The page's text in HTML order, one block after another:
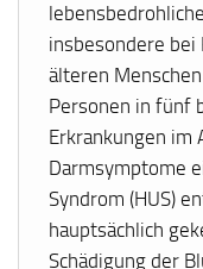
insbesondere bei
älteren
Personen in fünf
Erkrankungen im
Darmsymptome
Syndrom (HUS)
hauptsächlich
Schädigung der